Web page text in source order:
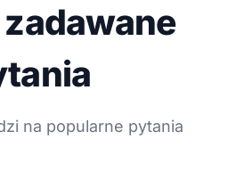
na popularne pytania